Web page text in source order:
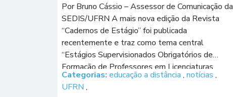
Por Bruno Cássio – Assessor de Comunicação da
SEDIS/UFRN A mais nova edição da Revista
“Cadernos de Estágio” foi publicada
recentemente e traz como tema central
“Estágios Supervisionados Obrigatórios de
Formação de Professores em Licenciaturas
EaD”. Os professores vinculados aos quadros da
Secretaria de Educação a Distância da
Categorias: educação a distância , notícias ,
UFRN ,